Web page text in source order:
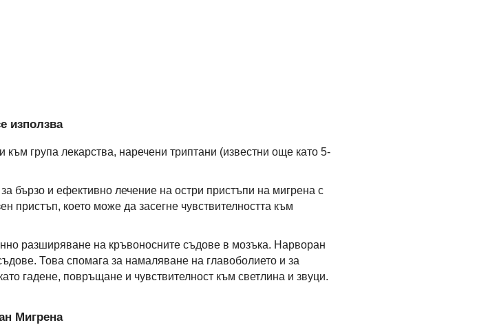
използва
група лекарства, наречени триптани (известни още като 5-
бързо и ефективно лечение на остри пристъпи на мигрена с
пристъп, което може да засегне чувствителността към
разширяване на кръвоносните съдове в мозъка. Нарворан
Това спомага за намаляване на главоболието и за
гадене, повръщане и чувствителност към светлина и звуци.
Мигрена